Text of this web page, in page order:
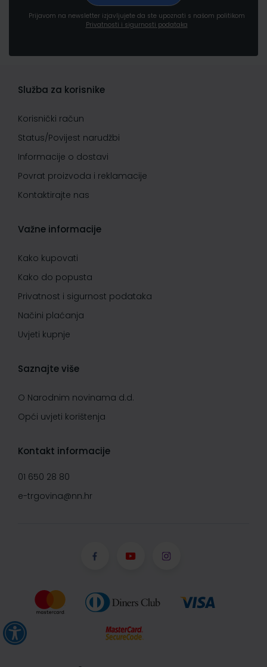
Prijavom na newsletter izjavljujete da ste upoznati s našom politikom
Privatnosti i sigurnosti podataka
Služba za korisnike
Korisnički račun
Status/Povijest narudžbi
Informacije o dostavi
Povrat proizvoda i reklamacije
Kontaktirajte nas
Važne informacije
Kako kupovati
Kako do popusta
Privatnost i sigurnost podataka
Načini plaćanja
Uvjeti kupnje
Saznajte više
O Narodnim novinama d.d.
Opći uvjeti korištenja
Kontakt informacije
01 650 28 80
e-trgovina@nn.hr